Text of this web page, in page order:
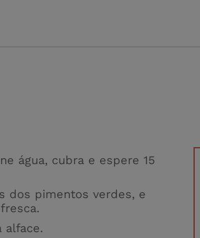
água, cubra e espere 15
dos pimentos verdes, e
alface.